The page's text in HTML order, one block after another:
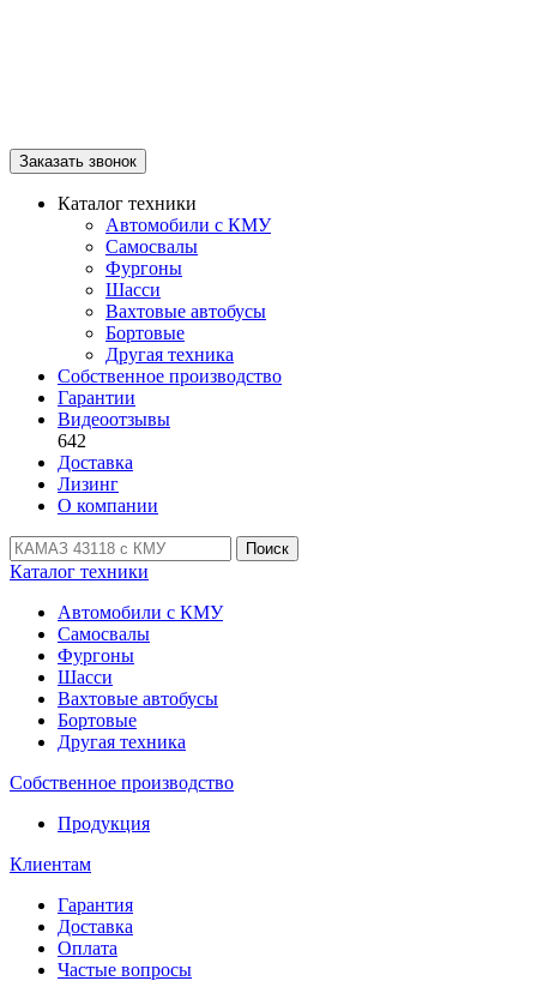
Заказать звонок
Каталог техники
Автомобили с КМУ
Самосвалы
Фургоны
Шасси
Вахтовые автобусы
Бортовые
Другая техника
Собственное производство
Гарантии
Видеоотзывы
642
Доставка
Лизинг
О компании
Поиск
Каталог техники
Автомобили с КМУ
Самосвалы
Фургоны
Шасси
Вахтовые автобусы
Бортовые
Другая техника
Собственное производство
Продукция
Клиентам
Гарантия
Доставка
Оплата
Частые вопросы